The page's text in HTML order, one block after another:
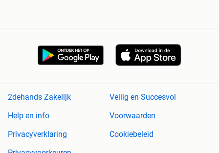
2dehands Zakelijk
Veilig en Succesvol
Help en info
Voorwaarden
Privacyverklaring
Cookiebeleid